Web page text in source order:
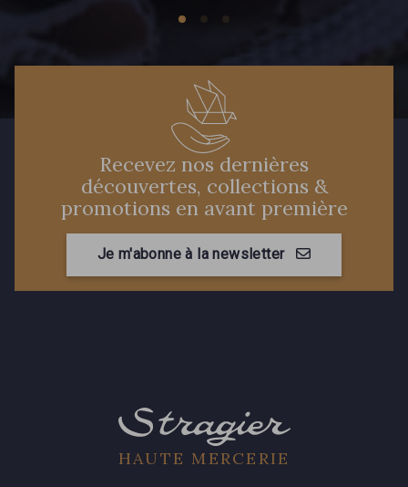
88026 - Rouge Rubis
5285 - Bleu Barbeau
Recevez nos dernières
découvertes, collections &
promotions en avant première
Je m'abonne à la newsletter
HAUTE MERCERIE